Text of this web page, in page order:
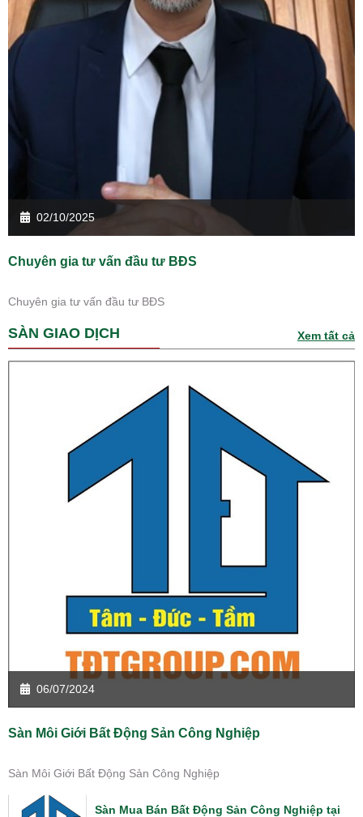
02/10/2025
Chuyên gia tư vấn đầu tư BĐS
Chuyên gia tư vấn đầu tư BĐS
SÀN GIAO DỊCH Xem tất cả
06/07/2024
Sàn Môi Giới Bất Động Sản Công Nghiệp
Sàn Môi Giới Bất Động Sản Công Nghiệp
Sàn Mua Bán Bất Động Sản Công Nghiệp tại